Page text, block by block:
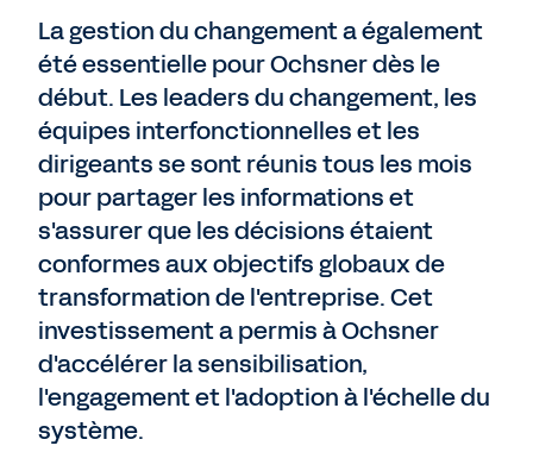
La gestion du changement a également
été essentielle pour Ochsner dès le
début. Les leaders du changement, les
équipes interfonctionnelles et les
dirigeants se sont réunis tous les mois
pour partager les informations et
s'assurer que les décisions étaient
conformes aux objectifs globaux de
transformation de l'entreprise. Cet
investissement a permis à Ochsner
d'accélérer la sensibilisation,
l'engagement et l'adoption à l'échelle du
système.